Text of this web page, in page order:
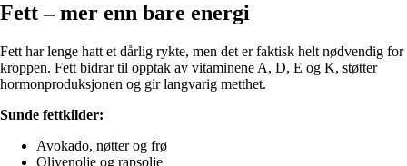
Fett – mer enn bare energi
Fett har lenge hatt et dårlig rykte, men det er faktisk helt nødvendig for
kroppen. Fett bidrar til opptak av vitaminene A, D, E og K, støtter
hormonproduksjonen og gir langvarig metthet.
Sunde fettkilder:
Avokado, nøtter og frø
Olivenolje og rapsolje